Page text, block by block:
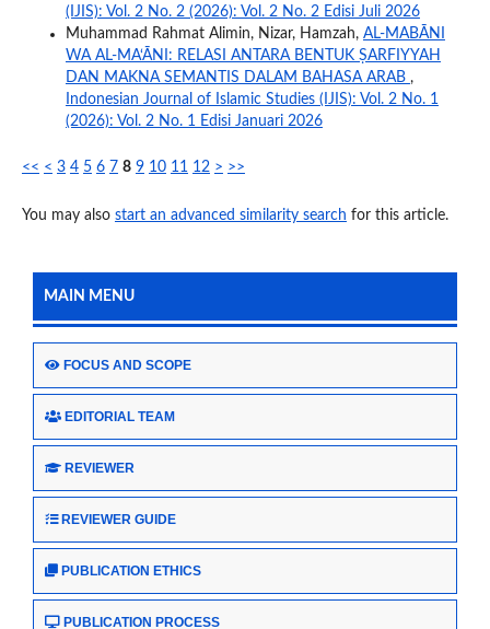
(IJIS): Vol. 2 No. 2 (2026): Vol. 2 No. 2 Edisi Juli 2026
Muhammad Rahmat Alimin, Nizar, Hamzah, AL-MABĀNI
WA AL-MA‘ĀNI: RELASI ANTARA BENTUK ṢARFIYYAH
DAN MAKNA SEMANTIS DALAM BAHASA ARAB ,
Indonesian Journal of Islamic Studies (IJIS): Vol. 2 No. 1
(2026): Vol. 2 No. 1 Edisi Januari 2026
<< < 3 4 5 6 7 8 9 10 11 12 > >>
You may also start an advanced similarity search for this article.
MAIN MENU
FOCUS AND SCOPE
EDITORIAL TEAM
REVIEWER
REVIEWER GUIDE
PUBLICATION ETHICS
PUBLICATION PROCESS